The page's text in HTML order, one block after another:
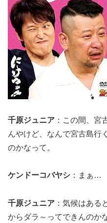
千原ジュニア ：この間、宮
んやけど、なんで宮古島行
のかなって。
ケンドーコバヤシ ：まぁ…
千原ジュニア ：気候はある
からダラ～ってできんのか